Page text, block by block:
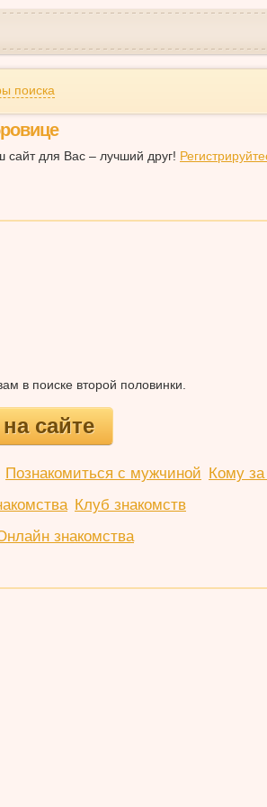
поиска
для Вас – лучший друг!
в поиске второй половинки.
сайте
Познакомиться с мужчиной Кому
Клуб знакомств
знакомства